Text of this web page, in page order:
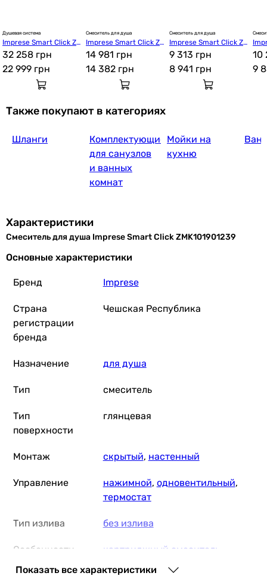
9 600грн Купить
Imprese Brenta ZMK071901080
4 500грн Купить
2 061 грн
Imprese Violik f03310801AA
Volle Solar 1530.100201
2 400грн Купить
Душевая система
Imprese Smart Click Z
MK101901091
32 258 грн
22 999 грн
Смеситель для душа
Imprese Smart Click Z
MK101901240
14 981 грн
14 382 грн
Смеситель для душа
Imprese Smart Click Z
MK101901201
9 313 грн
8 941 грн
10
9
Также покупают в категориях
Шланги
Комплектующие
для санузлов
и ванных
комнат
Мойки на
кухню
Характеристики
Смеситель для душа Imprese Smart Click ZMK101901239
Основные характеристики
Бренд Imprese
Страна
регистрации
бренда
Чешская Республика
Назначение для душа
Тип смеситель
Тип
поверхности
глянцевая
Монтаж скрытый, настенный
Управление нажимной, одновентильный,
термостат
Тип излива без излива
Особенности
смесителя
картриджный смеситель
Показать все характеристики